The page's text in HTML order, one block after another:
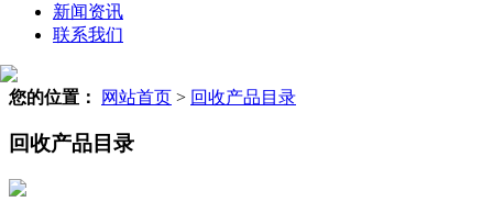
新闻资讯
联系我们
您的位置： 网站首页 > 回收产品目录
回收产品目录